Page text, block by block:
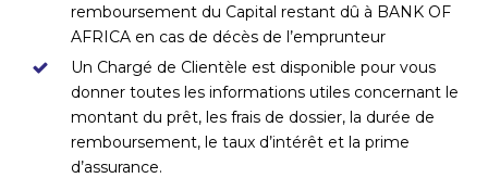
remboursement du Capital restant dû à BANK OF
AFRICA en cas de décès de l’emprunteur
Un Chargé de Clientèle est disponible pour vous
donner toutes les informations utiles concernant le
montant du prêt, les frais de dossier, la durée de
remboursement, le taux d’intérêt et la prime
d’assurance.